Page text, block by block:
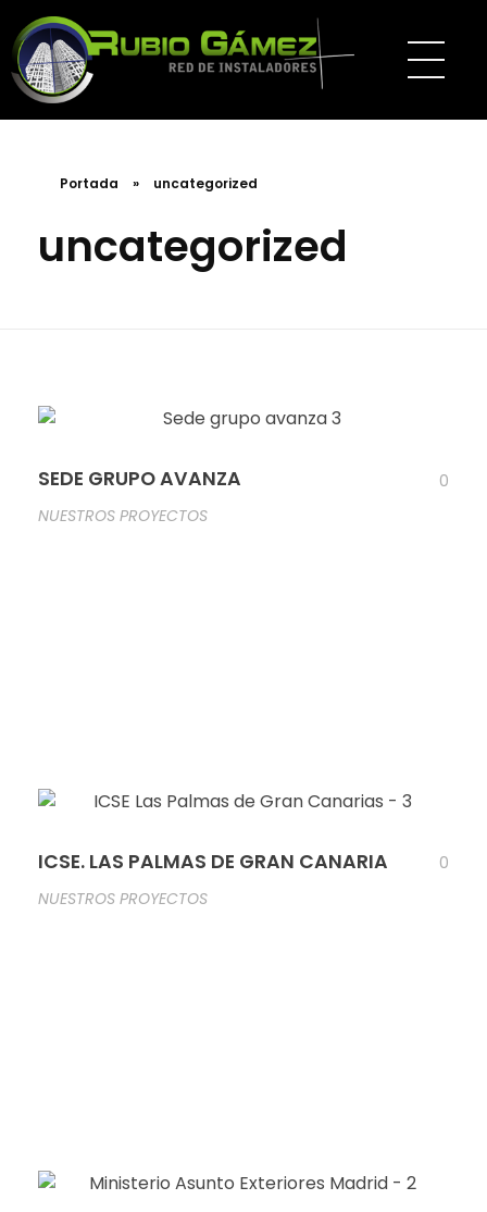
Portada » uncategorized
uncategorized
SEDE GRUPO AVANZA
0
NUESTROS PROYECTOS
ICSE. LAS PALMAS DE GRAN CANARIA
0
NUESTROS PROYECTOS